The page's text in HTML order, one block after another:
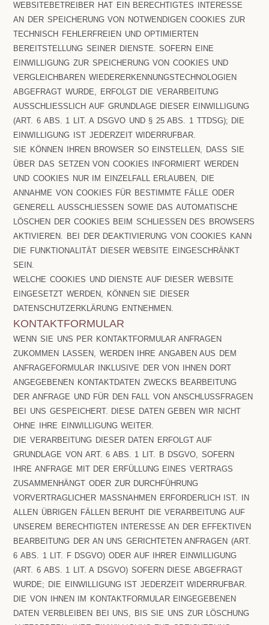
WEBSITEBETREIBER HAT EIN BERECHTIGTES INTERESSE
AN DER SPEICHERUNG VON NOTWENDIGEN COOKIES ZUR
TECHNISCH FEHLERFREIEN UND OPTIMIERTEN
BEREITSTELLUNG SEINER DIENSTE. SOFERN EINE
EINWILLIGUNG ZUR SPEICHERUNG VON COOKIES UND
VERGLEICHBAREN WIEDERERKENNUNGSTECHNOLOGIEN
ABGEFRAGT WURDE, ERFOLGT DIE VERARBEITUNG
AUSSCHLIESSLICH AUF GRUNDLAGE DIESER EINWILLIGUNG (
ART. 6 ABS. 1 LIT. A DSGVO UND § 25 ABS. 1 TTDSG); DIE E
INWILLIGUNG IST JEDERZEIT WIDERRUFBAR.
SIE KÖNNEN IHREN BROWSER SO EINSTELLEN, DASS SIE
ÜBER DAS SETZEN VON COOKIES INFORMIERT WERDEN
UND COOKIES NUR IM EINZELFALL ERLAUBEN, DIE
ANNAHME VON COOKIES FÜR BESTIMMTE FÄLLE ODER
GENERELL AUSSCHLIESSEN SOWIE DAS AUTOMATISCHE L
ÖSCHEN DER COOKIES BEIM SCHLIESSEN DES BROWSERS AK
TIVIEREN. BEI DER DEAKTIVIERUNG VON COOKIES KANN DI
E FUNKTIONALITÄT DIESER WEBSITE EINGESCHRÄNKT SE
IN.
WELCHE COOKIES UND DIENSTE AUF DIESER WEBSITE
EINGESETZT WERDEN, KÖNNEN SIE DIESER
DATENSCHUTZERKLÄRUNG ENTNEHMEN.
KONTAKTFORMULAR
WENN SIE UNS PER KONTAKTFORMULAR ANFRAGEN
ZUKOMMEN LASSEN, WERDEN IHRE ANGABEN AUS DEM
ANFRAGEFORMULAR INKLUSIVE DER VON IHNEN DORT
ANGEGEBENEN KONTAKTDATEN ZWECKS BEARBEITUNG
DER ANFRAGE UND FÜR DEN FALL VON ANSCHLUSSFRAGEN
BEI UNS GESPEICHERT. DIESE DATEN GEBEN WIR NICHT
OHNE IHRE EINWILLIGUNG WEITER.
DIE VERARBEITUNG DIESER DATEN ERFOLGT AUF
GRUNDLAGE VON ART. 6 ABS. 1 LIT. B DSGVO, SOFERN
IHRE ANFRAGE MIT DER ERFÜLLUNG EINES VERTRAGS
ZUSAMMENHÄNGT ODER ZUR DURCHFÜHRUNG
VORVERTRAGLICHER MASSNAHMEN ERFORDERLICH IST. IN A
LLEN ÜBRIGEN FÄLLEN BERUHT DIE VERARBEITUNG AUF U
NSEREM BERECHTIGTEN INTERESSE AN DER EFFEKTIVEN B
EARBEITUNG DER AN UNS GERICHTETEN ANFRAGEN (ART. 6
ABS. 1 LIT. F DSGVO) ODER AUF IHRER EINWILLIGUNG (
ART. 6 ABS. 1 LIT. A DSGVO) SOFERN DIESE ABGEFRAGT W
URDE; DIE EINWILLIGUNG IST JEDERZEIT WIDERRUFBAR.
DIE VON IHNEN IM KONTAKTFORMULAR EINGEGEBENEN
DATEN VERBLEIBEN BEI UNS, BIS SIE UNS ZUR LÖSCHUNG